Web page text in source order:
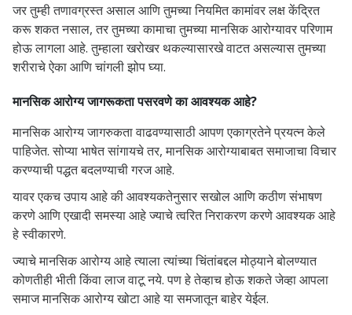
जर तुम्ही तणावग्रस्त असाल आणि तुमच्या नियमित कामांवर लक्ष केंद्रित
करू शकत नसाल, तर तुमच्या कामाचा तुमच्या मानसिक आरोग्यावर परिणाम
होऊ लागला आहे. तुम्हाला खरोखर थकल्यासारखे वाटत असल्यास तुमच्या
शरीराचे ऐका आणि चांगली झोप घ्या.
मानसिक आरोग्य जागरूकता पसरवणे का आवश्यक आहे?
मानसिक आरोग्य जागरुकता वाढवण्यासाठी आपण एकाग्रतेने प्रयत्न केले
पाहिजेत. सोप्या भाषेत सांगायचे तर, मानसिक आरोग्याबाबत समाजाचा विचार
करण्याची पद्धत बदलण्याची गरज आहे.
यावर एकच उपाय आहे की आवश्यकतेनुसार सखोल आणि कठीण संभाषण
करणे आणि एखादी समस्या आहे ज्याचे त्वरित निराकरण करणे आवश्यक आहे
हे स्वीकारणे.
ज्याचे मानसिक आरोग्य आहे त्याला त्यांच्या चिंतांबद्दल मोठ्याने बोलण्यात
कोणतीही भीती किंवा लाज वाटू नये. पण हे तेव्हाच होऊ शकते जेव्हा आपला
समाज मानसिक आरोग्य खोटा आहे या समजातून बाहेर येईल.